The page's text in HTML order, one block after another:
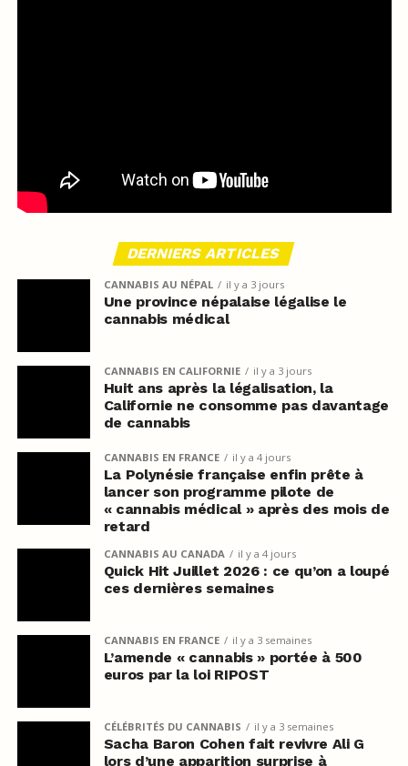
DERNIERS ARTICLES
CANNABIS AU NÉPAL il y a 3 jours
Une province népalaise légalise le
cannabis médical
CANNABIS EN CALIFORNIE il y a 3 jours
Huit ans après la légalisation, la
Californie ne consomme pas davantage
de cannabis
CANNABIS EN FRANCE il y a 4 jours
La Polynésie française enfin prête à
lancer son programme pilote de
« cannabis médical » après des mois de
retard
CANNABIS AU CANADA il y a 4 jours
Quick Hit Juillet 2026 : ce qu’on a loupé
ces dernières semaines
CANNABIS EN FRANCE il y a 3 semaines
L’amende « cannabis » portée à 500
euros par la loi RIPOST
CÉLÉBRITÉS DU CANNABIS il y a 3 semaines
Sacha Baron Cohen fait revivre Ali G
lors d’une apparition surprise à